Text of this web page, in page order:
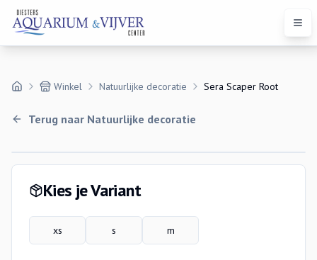
Winkel Natuurlijke decoratie Sera Scaper Root
Terug naar Natuurlijke decoratie
Kies je Variant
xs s m